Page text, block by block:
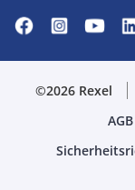
©2026 Rexel